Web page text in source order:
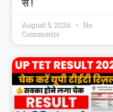
से !
August 5, 2026
No
Comments